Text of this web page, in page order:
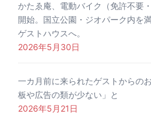
かたゑ庵、電動バイク（免許不要
開始。国立公園・ジオパーク内を
ゲストハウスへ。
2026年5月30日
一カ月前に来られたゲストからの
板や広告の類が少ない」と
2026年5月21日